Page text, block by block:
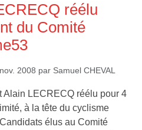
réélu
du Comité
2008 par Samuel CHEVAL
Alain LECRECQ réélu pour 4
à la tête du cyclisme
élus au Comité